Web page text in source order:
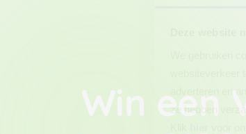
We gebruiken
adverteren en
ze hebben
Win een